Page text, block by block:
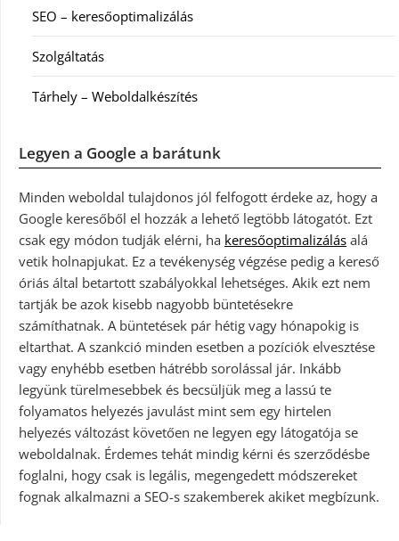
SEO – keresőoptimalizálás
Szolgáltatás
Tárhely – Weboldalkészítés
Legyen a Google a barátunk
Minden weboldal tulajdonos jól felfogott érdeke az, hogy a
Google keresőből el hozzák a lehető legtöbb látogatót. Ezt
csak egy módon tudják elérni, ha keresőoptimalizálás alá
vetik holnapjukat. Ez a tevékenység végzése pedig a kereső
óriás által betartott szabályokkal lehetséges. Akik ezt nem
tartják be azok kisebb nagyobb büntetésekre
számíthatnak. A büntetések pár hétig vagy hónapokig is
eltarthat. A szankció minden esetben a pozíciók elvesztése
vagy enyhébb esetben hátrébb sorolással jár. Inkább
legyünk türelmesebbek és becsüljük meg a lassú te
folyamatos helyezés javulást mint sem egy hirtelen
helyezés változást követően ne legyen egy látogatója se
weboldalnak. Érdemes tehát mindig kérni és szerződésbe
foglalni, hogy csak is legális, megengedett módszereket
fognak alkalmazni a SEO-s szakemberek akiket megbízunk.